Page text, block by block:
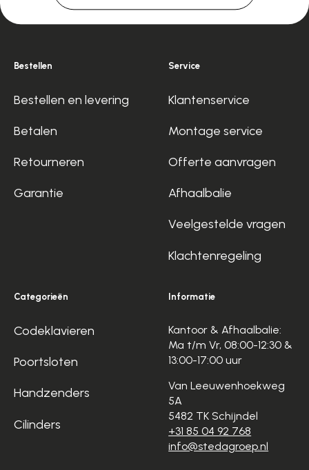
Bestellen
Bestellen en levering
Betalen
Retourneren
Garantie
Service
Klantenservice
Montage service
Offerte aanvragen
Afhaalbalie
Veelgestelde vragen
Klachtenregeling
Categorieën
Codeklavieren
Poortsloten
Handzenders
Cilinders
Informatie
Kantoor & Afhaalbalie:
Ma t/m Vr, 08:00-12:30 &
13:00-17:00 uur
Van Leeuwenhoekweg
5A
5482 TK Schijndel
+31 85 04 92 768
info@stedagroep.nl